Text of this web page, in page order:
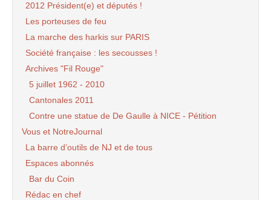
2012 Président(e) et députés !
Les porteuses de feu
La marche des harkis sur PARIS
Société française : les secousses !
Archives "Fil Rouge"
5 juillet 1962 - 2010
Cantonales 2011
Contre une statue de De Gaulle à NICE - Pétition
Vous et NotreJournal
La barre d’outils de NJ et de tous
Espaces abonnés
Bar du Coin
Rédac en chef